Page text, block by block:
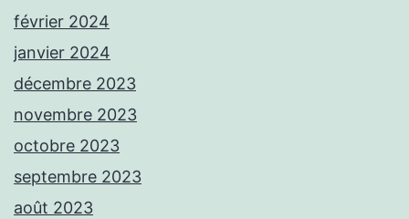
février 2024
janvier 2024
décembre 2023
novembre 2023
octobre 2023
septembre 2023
août 2023